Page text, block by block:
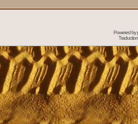
Powered by